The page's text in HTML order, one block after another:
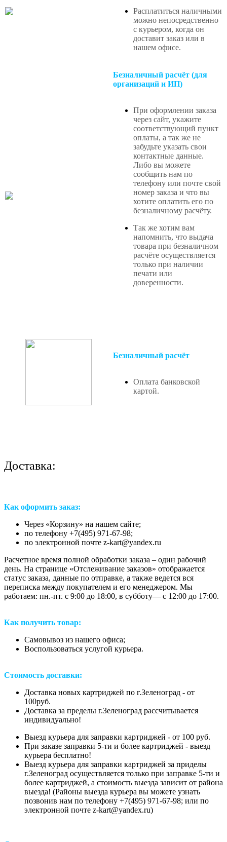
Расплатиться наличными
можно непосредственно
с курьером, когда он
доставит заказ или в
нашем офисе.
Безналичный расчёт (для
организаций и ИП)
При оформлении заказа
через сайт, укажите
соответствующий пункт
оплаты, а так же не
забудьте указать свои
контактные данные.
Либо вы можете
сообщить нам по
телефону или почте свой
номер заказа и что вы
хотите оплатить его по
безналичному расчёту.
Так же хотим вам
напомнить, что выдача
товара при безналичном
расчёте осуществляется
только при наличии
печати или
доверенности.
Безналичный расчёт
Оплата банковской
картой.
Доставка:
Как оформить заказ:
Через «Корзину» на нашем сайте;
по телефону +7(495) 971-67-98;
по электронной почте z-kart@yandex.ru
Расчетное время полной обработки заказа – один рабочий
день. На странице «Отслеживание заказов» отображается
статус заказа, данные по отправке, а также ведется вся
переписка между покупателем и его менеджером. Мы
работаем: пн.-пт. с 9:00 до 18:00, в субботу— с 12:00 до 17:00.
Как получить товар:
Самовывоз из нашего офиса;
Воспользоваться услугой курьера.
Стоимость доставки:
Доставка новых картриджей по г.Зеленоград - от
100руб.
Доставка за пределы г.Зеленоград рассчитывается
индивидуально!
Выезд курьера для заправки картриджей - от 100 руб.
При заказе заправки 5-ти и более картриджей - выезд
курьера бесплатно!
Выезд курьера для заправки картриджей за приделы
г.Зеленоград осуществляется только при заправке 5-ти и
более картриджей, а стоимость выезда зависит от района
выезда! (Районы выезда курьера вы можете узнать
позвонив нам по телефону +7(495) 971-67-98; или по
электронной почте z-kart@yandex.ru)